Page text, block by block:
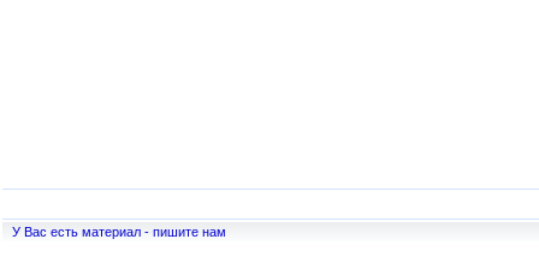
У Вас есть материал - пишите нам